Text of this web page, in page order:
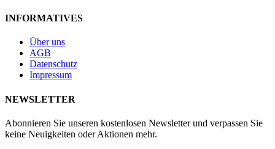
INFORMATIVES
Über uns
AGB
Datenschutz
Impressum
NEWSLETTER
Abonnieren Sie unseren kostenlosen Newsletter und verpassen Sie
keine Neuigkeiten oder Aktionen mehr.